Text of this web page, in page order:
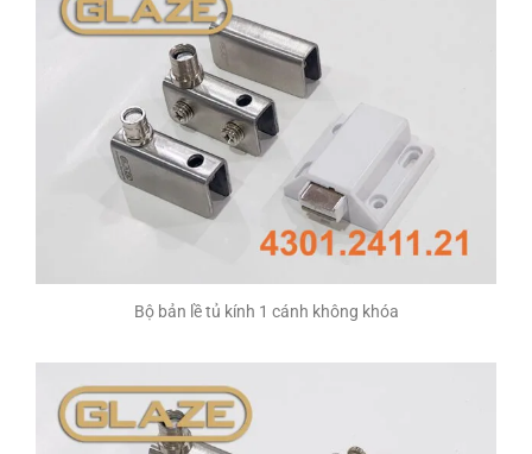
Bộ bản lề tủ kính 1 cánh không khóa